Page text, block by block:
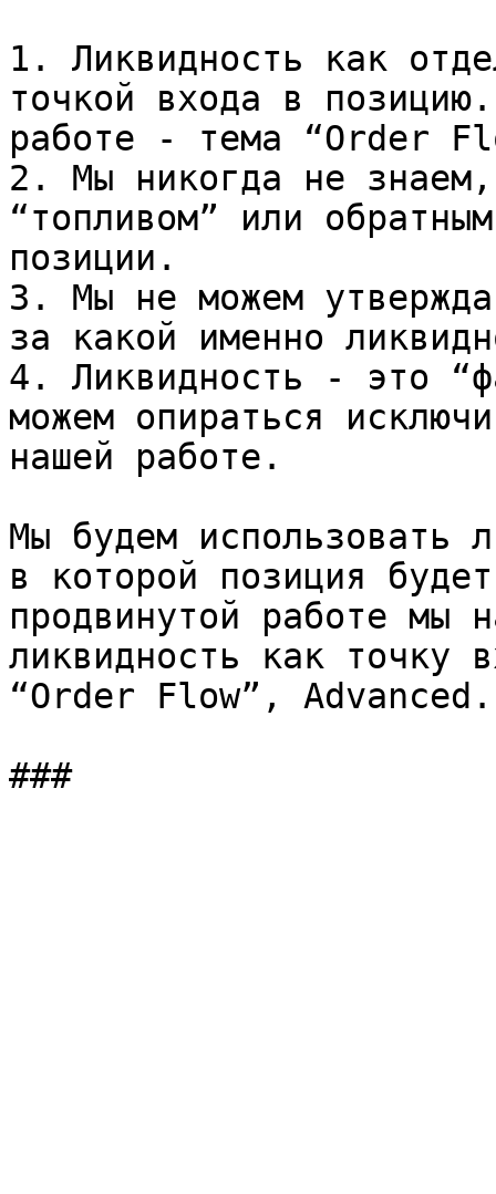
1. Ликвидность как
точкой входа в
работе - тема “Order
2. Мы никогда не знаем,
“топливом” или
позиции.
3. Мы не можем
за какой именно
4. Ликвидность - это
можем опираться
нашей работе.
Мы будем использовать
в которой позиция
продвинутой работе мы
ликвидность как точку
“Order Flow”, Advanced.